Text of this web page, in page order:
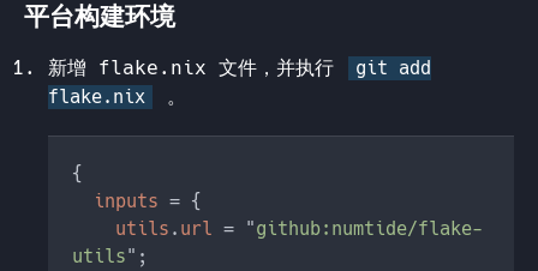
平台构建环境
新增 flake.nix 文件，并执行
git add
flake.nix
。
inputs
utils . url = "github:numtide/flake-
utils